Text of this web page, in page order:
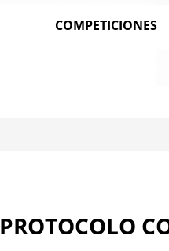
COMPETICIONES
PROTOCOLO